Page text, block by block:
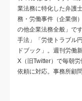
業法務に特化した弁護
務・労働事件（企業側
の他企業法務全般」で
手法」「労使トラブル
ドブック」。週刊労働
X（旧Twitter）で毎朝
依頼に対応。事務所顧